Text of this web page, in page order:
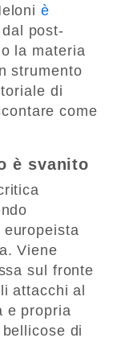
è
post-
la materia
strumento
di
come
è svanito
europeista
Viene
sul fronte
attacchi al
e propria
di